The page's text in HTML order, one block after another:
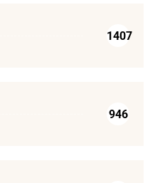
1407
946